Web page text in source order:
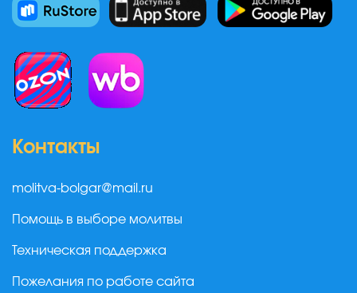
Контакты
molitva-bolgar@mail.ru
Помощь в выборе молитвы
Техническая поддержка
Пожелания по работе сайта